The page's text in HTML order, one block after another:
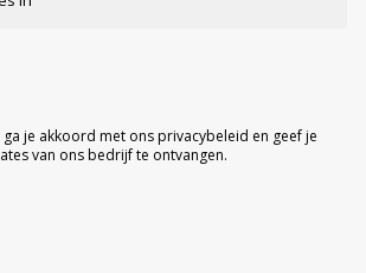
je akkoord met ons privacybeleid en geef je
van ons bedrijf te ontvangen.